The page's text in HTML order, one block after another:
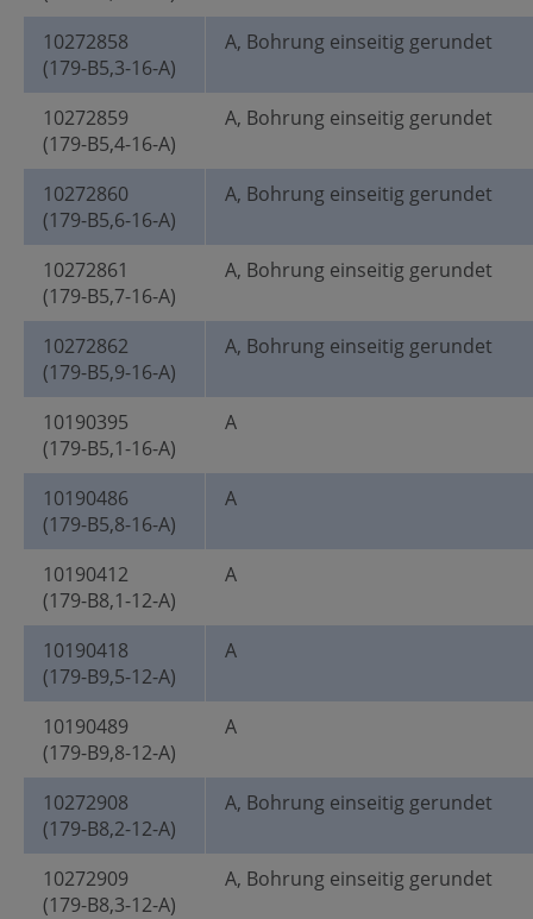
10272858
(179-B5,3-16-A)
A, Bohrung einseitig gerundet
10272859
(179-B5,4-16-A)
A, Bohrung einseitig gerundet
10272860
(179-B5,6-16-A)
A, Bohrung einseitig gerundet
10272861
(179-B5,7-16-A)
A, Bohrung einseitig gerundet
10272862
(179-B5,9-16-A)
A, Bohrung einseitig gerundet
10190395
(179-B5,1-16-A)
A
10190486
(179-B5,8-16-A)
A
10190412
(179-B8,1-12-A)
A
10190418
(179-B9,5-12-A)
A
10190489
(179-B9,8-12-A)
A
10272908
(179-B8,2-12-A)
A, Bohrung einseitig gerundet
10272909
(179-B8,3-12-A)
A, Bohrung einseitig gerundet